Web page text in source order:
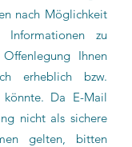
nach Möglichkeit
Informationen zu
Ihnen
erheblich bzw.
könnte. Da E-Mail
nicht als sichere
gelten, bitten